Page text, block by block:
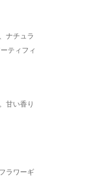
ナチュラ
ティフィ
甘い香り
ラワーギ